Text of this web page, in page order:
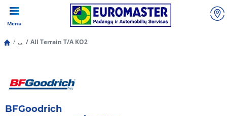
Menu
... All Terrain T/A KO2
BFGoodrich